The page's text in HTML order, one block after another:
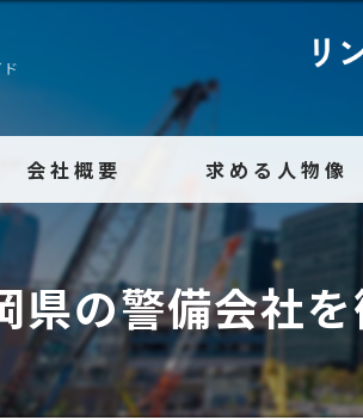
会社概要
代表挨拶
ビジョン
事業案内
求める人物像
県の警備会社